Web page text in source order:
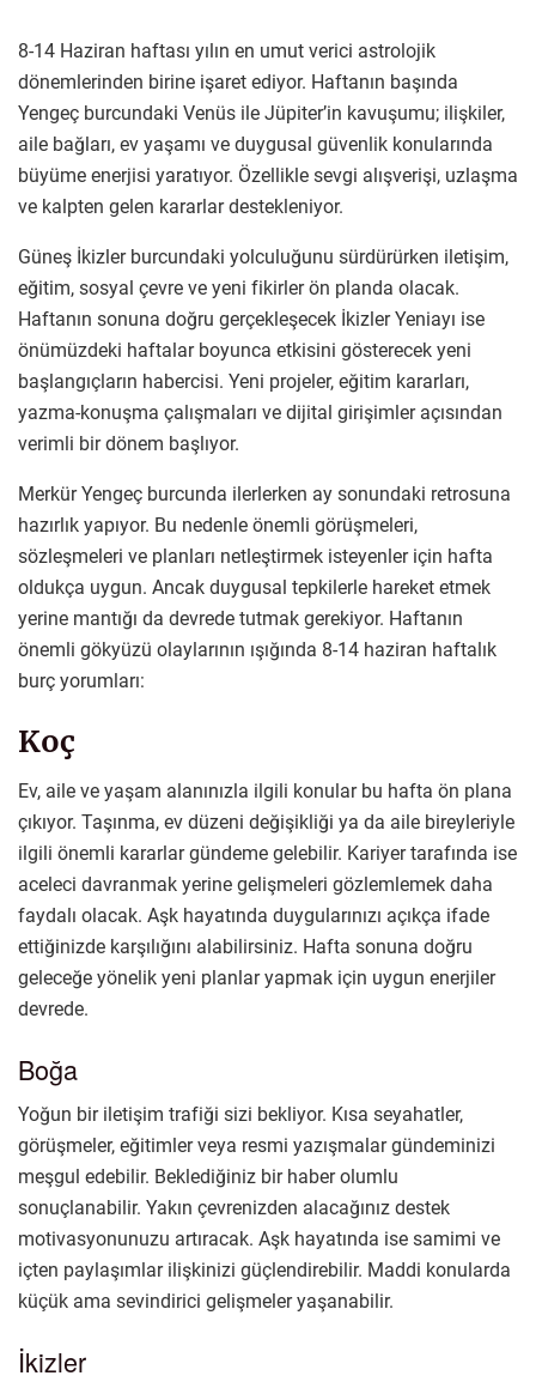
8-14 Haziran haftası yılın en umut verici astrolojik
dönemlerinden birine işaret ediyor. Haftanın başında
Yengeç burcundaki Venüs ile Jüpiter’in kavuşumu; ilişkiler,
aile bağları, ev yaşamı ve duygusal güvenlik konularında
büyüme enerjisi yaratıyor. Özellikle sevgi alışverişi, uzlaşma
ve kalpten gelen kararlar destekleniyor.
Güneş İkizler burcundaki yolculuğunu sürdürürken iletişim,
eğitim, sosyal çevre ve yeni fikirler ön planda olacak.
Haftanın sonuna doğru gerçekleşecek İkizler Yeniayı ise
önümüzdeki haftalar boyunca etkisini gösterecek yeni
başlangıçların habercisi. Yeni projeler, eğitim kararları,
yazma-konuşma çalışmaları ve dijital girişimler açısından
verimli bir dönem başlıyor.
Merkür Yengeç burcunda ilerlerken ay sonundaki retrosuna
hazırlık yapıyor. Bu nedenle önemli görüşmeleri,
sözleşmeleri ve planları netleştirmek isteyenler için hafta
oldukça uygun. Ancak duygusal tepkilerle hareket etmek
yerine mantığı da devrede tutmak gerekiyor. Haftanın
önemli gökyüzü olaylarının ışığında 8-14 haziran haftalık
burç yorumları:
Koç
Ev, aile ve yaşam alanınızla ilgili konular bu hafta ön plana
çıkıyor. Taşınma, ev düzeni değişikliği ya da aile bireyleriyle
ilgili önemli kararlar gündeme gelebilir. Kariyer tarafında ise
aceleci davranmak yerine gelişmeleri gözlemlemek daha
faydalı olacak. Aşk hayatında duygularınızı açıkça ifade
ettiğinizde karşılığını alabilirsiniz. Hafta sonuna doğru
geleceğe yönelik yeni planlar yapmak için uygun enerjiler
devrede.
Boğa
Yoğun bir iletişim trafiği sizi bekliyor. Kısa seyahatler,
görüşmeler, eğitimler veya resmi yazışmalar gündeminizi
meşgul edebilir. Beklediğiniz bir haber olumlu
sonuçlanabilir. Yakın çevrenizden alacağınız destek
motivasyonunuzu artıracak. Aşk hayatında ise samimi ve
içten paylaşımlar ilişkinizi güçlendirebilir. Maddi konularda
küçük ama sevindirici gelişmeler yaşanabilir.
İkizler